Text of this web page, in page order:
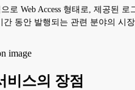
로 Web Access 형태로, 제공된
간 동안 발행되는 관련 분야의 시
비스의 장점